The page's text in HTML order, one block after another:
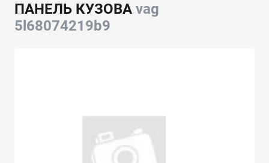
ПАНЕЛЬ КУЗОВА vag
5l68074219b9